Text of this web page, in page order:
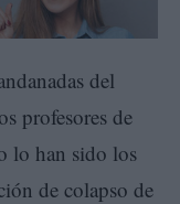
del
profesores de
lo han sido los
de colapso de